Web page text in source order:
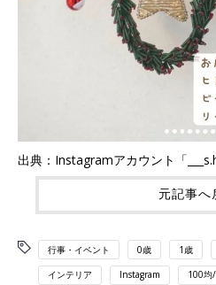
出典：Instagramアカウント「
元記事へ
行事・イベント 0歳 1歳
インテリア Instagram 100均